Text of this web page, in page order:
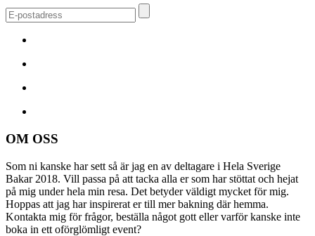
OM OSS
Som ni kanske har sett så är jag en av deltagare i Hela Sverige
Bakar 2018. Vill passa på att tacka alla er som har stöttat och hejat
på mig under hela min resa. Det betyder väldigt mycket för mig.
Hoppas att jag har inspirerat er till mer bakning där hemma.
Kontakta mig för frågor, beställa något gott eller varför kanske inte
boka in ett oförglömligt event?